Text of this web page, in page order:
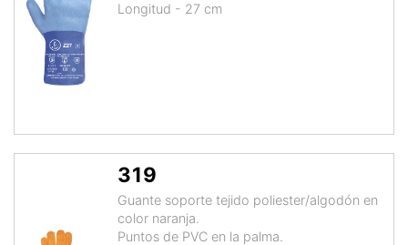
Longitud - 27 cm
319
Guante soporte tejido poliester/algodón en
color naranja.
Puntos de PVC en la palma.